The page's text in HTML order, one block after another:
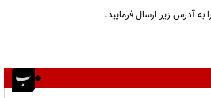
به آدرس زیر ارسال فرمایید.